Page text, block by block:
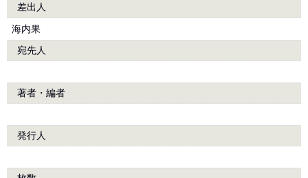
差出人
海内果
宛先人
著者・編者
発行人